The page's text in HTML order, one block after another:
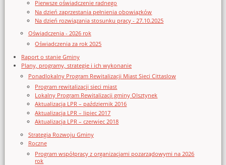
Pierwsze oświadczenie radnego
Na dzień zaprzestania pełnienia obowiązków
Na dzień rozwiązania stosunku pracy - 27.10.2025
Oświadczenia - 2026 rok
Oświadczenia za rok 2025
Raport o stanie Gminy
Plany, programy, strategie i ich wykonanie
Ponadlokalny Program Rewitalizacji Miast Sieci Cittaslow
Program rewitalizacji sieci miast
Lokalny Program Rewitalizacji gminy Olsztynek
Aktualizacja LPR – październik 2016
Aktualizacja LPR – lipiec 2017
Aktualizacja LPR – czerwiec 2018
Strategia Rozwoju Gminy
Roczne
Program współpracy z organizacjami pozarządowymi na 2026
rok